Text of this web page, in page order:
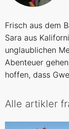
Frisch aus dem
Sara aus
unglaublichen
Abenteuer
hoffen, dass
Alle artikler